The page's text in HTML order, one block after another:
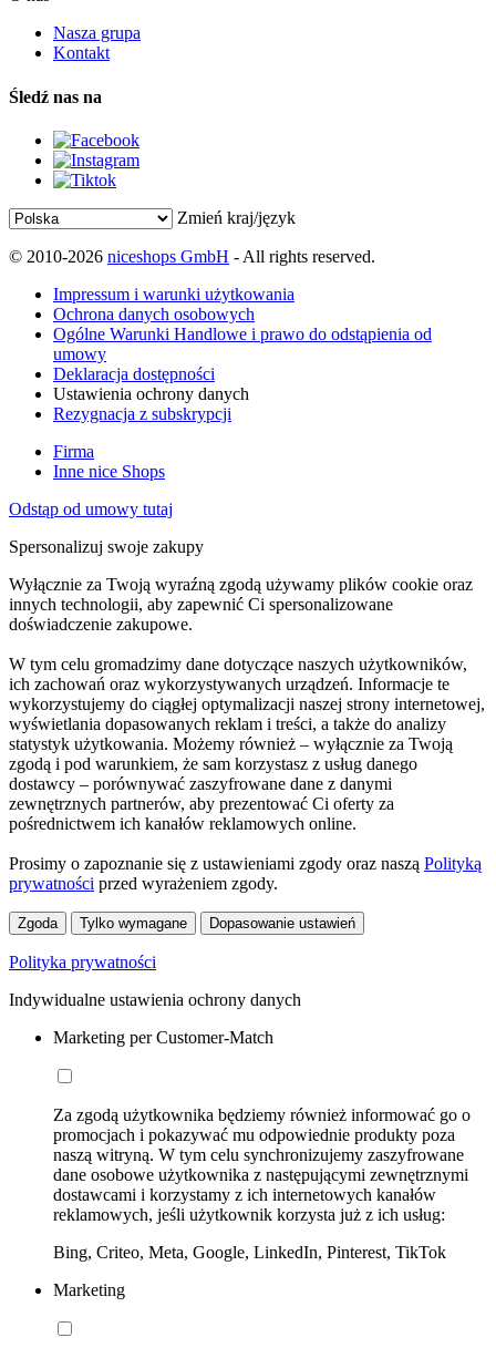
Nasza grupa
Kontakt
Śledź nas na
Zmień kraj/język
© 2010-2026 niceshops GmbH - All rights reserved.
Impressum i warunki użytkowania
Ochrona danych osobowych
Ogólne Warunki Handlowe i prawo do odstąpienia od
umowy
Deklaracja dostępności
Ustawienia ochrony danych
Rezygnacja z subskrypcji
Firma
Inne nice Shops
Odstąp od umowy tutaj
Spersonalizuj swoje zakupy
Wyłącznie za Twoją wyraźną zgodą używamy plików cookie oraz
innych technologii, aby zapewnić Ci spersonalizowane
doświadczenie zakupowe.
W tym celu gromadzimy dane dotyczące naszych użytkowników,
ich zachowań oraz wykorzystywanych urządzeń. Informacje te
wykorzystujemy do ciągłej optymalizacji naszej strony internetowej,
wyświetlania dopasowanych reklam i treści, a także do analizy
statystyk użytkowania. Możemy również – wyłącznie za Twoją
zgodą i pod warunkiem, że sam korzystasz z usług danego
dostawcy – porównywać zaszyfrowane dane z danymi
zewnętrznych partnerów, aby prezentować Ci oferty za
pośrednictwem ich kanałów reklamowych online.
Prosimy o zapoznanie się z ustawieniami zgody oraz naszą Polityką
prywatności przed wyrażeniem zgody.
Zgoda Tylko wymagane Dopasowanie ustawień
Polityka prywatności
Indywidualne ustawienia ochrony danych
Marketing per Customer-Match
Za zgodą użytkownika będziemy również informować go o
promocjach i pokazywać mu odpowiednie produkty poza
naszą witryną. W tym celu synchronizujemy zaszyfrowane
dane osobowe użytkownika z następującymi zewnętrznymi
dostawcami i korzystamy z ich internetowych kanałów
reklamowych, jeśli użytkownik korzysta już z ich usług:
Bing, Criteo, Meta, Google, LinkedIn, Pinterest, TikTok
Marketing